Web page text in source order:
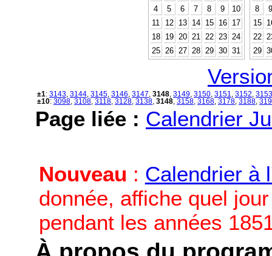
4
5 6 7 8 9
10
11
12 13 14 15 16
17
18
19 20 21 22 23
24
25
26 27 28 29 30 31
8
9
15
22
29
±1: 3143 3144 3145 3146 3147 3148 3149 3150 3151 3152 3153
±10: 3098 3108 3118 3128 3138 3148 3158 3168 3178 3188
Page liée : Calendrier
Nouveau : Calendrier à
donnée, affiche quel
pendant les années